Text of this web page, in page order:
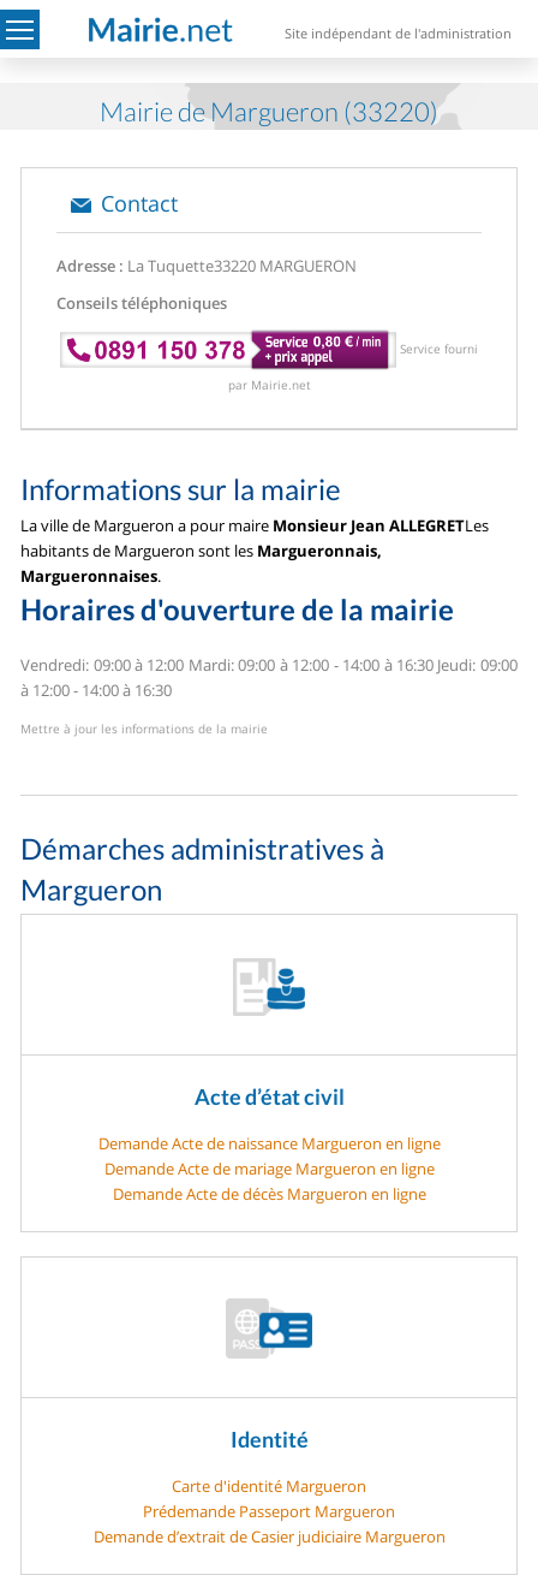
Site indépendant de l'administration
Mairie de Margueron (33220)
Contact
Adresse : La Tuquette33220 MARGUERON
Conseils téléphoniques
Service fourni
par Mairie.net
Informations sur la mairie
La ville de Margueron a pour maire Monsieur Jean ALLEGRETLes
habitants de Margueron sont les Margueronnais,
Margueronnaises.
Horaires d'ouverture de la mairie
Vendredi: 09:00 à 12:00 Mardi: 09:00 à 12:00 - 14:00 à 16:30Jeudi: 09:00
à 12:00 - 14:00 à 16:30
Mettre à jour les informations de la mairie
Démarches administratives à
Margueron
Acte d’état civil
Demande Acte de naissance Margueron en ligne
Demande Acte de mariage Margueron en ligne
Demande Acte de décès Margueron en ligne
Identité
Carte d'identité Margueron
Prédemande Passeport Margueron
Demande d’extrait de Casier judiciaire Margueron